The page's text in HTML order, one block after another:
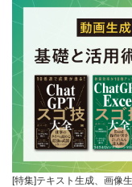
[特集]テキスト生成、画像